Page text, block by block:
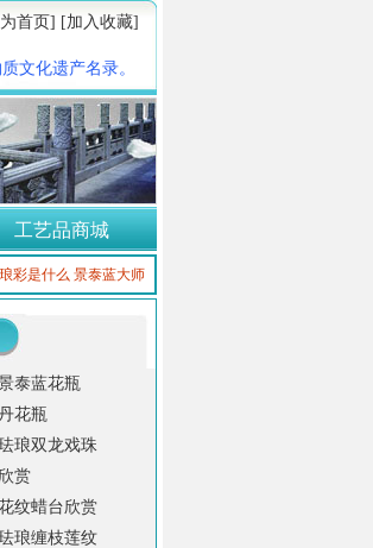
文化遗产名录。
首页] [加入收藏]
工艺品商城
彩是什么 景泰蓝大师
泰蓝花瓶
花瓶
琅双龙戏珠
赏
纹蜡台欣赏
琅缠枝莲纹